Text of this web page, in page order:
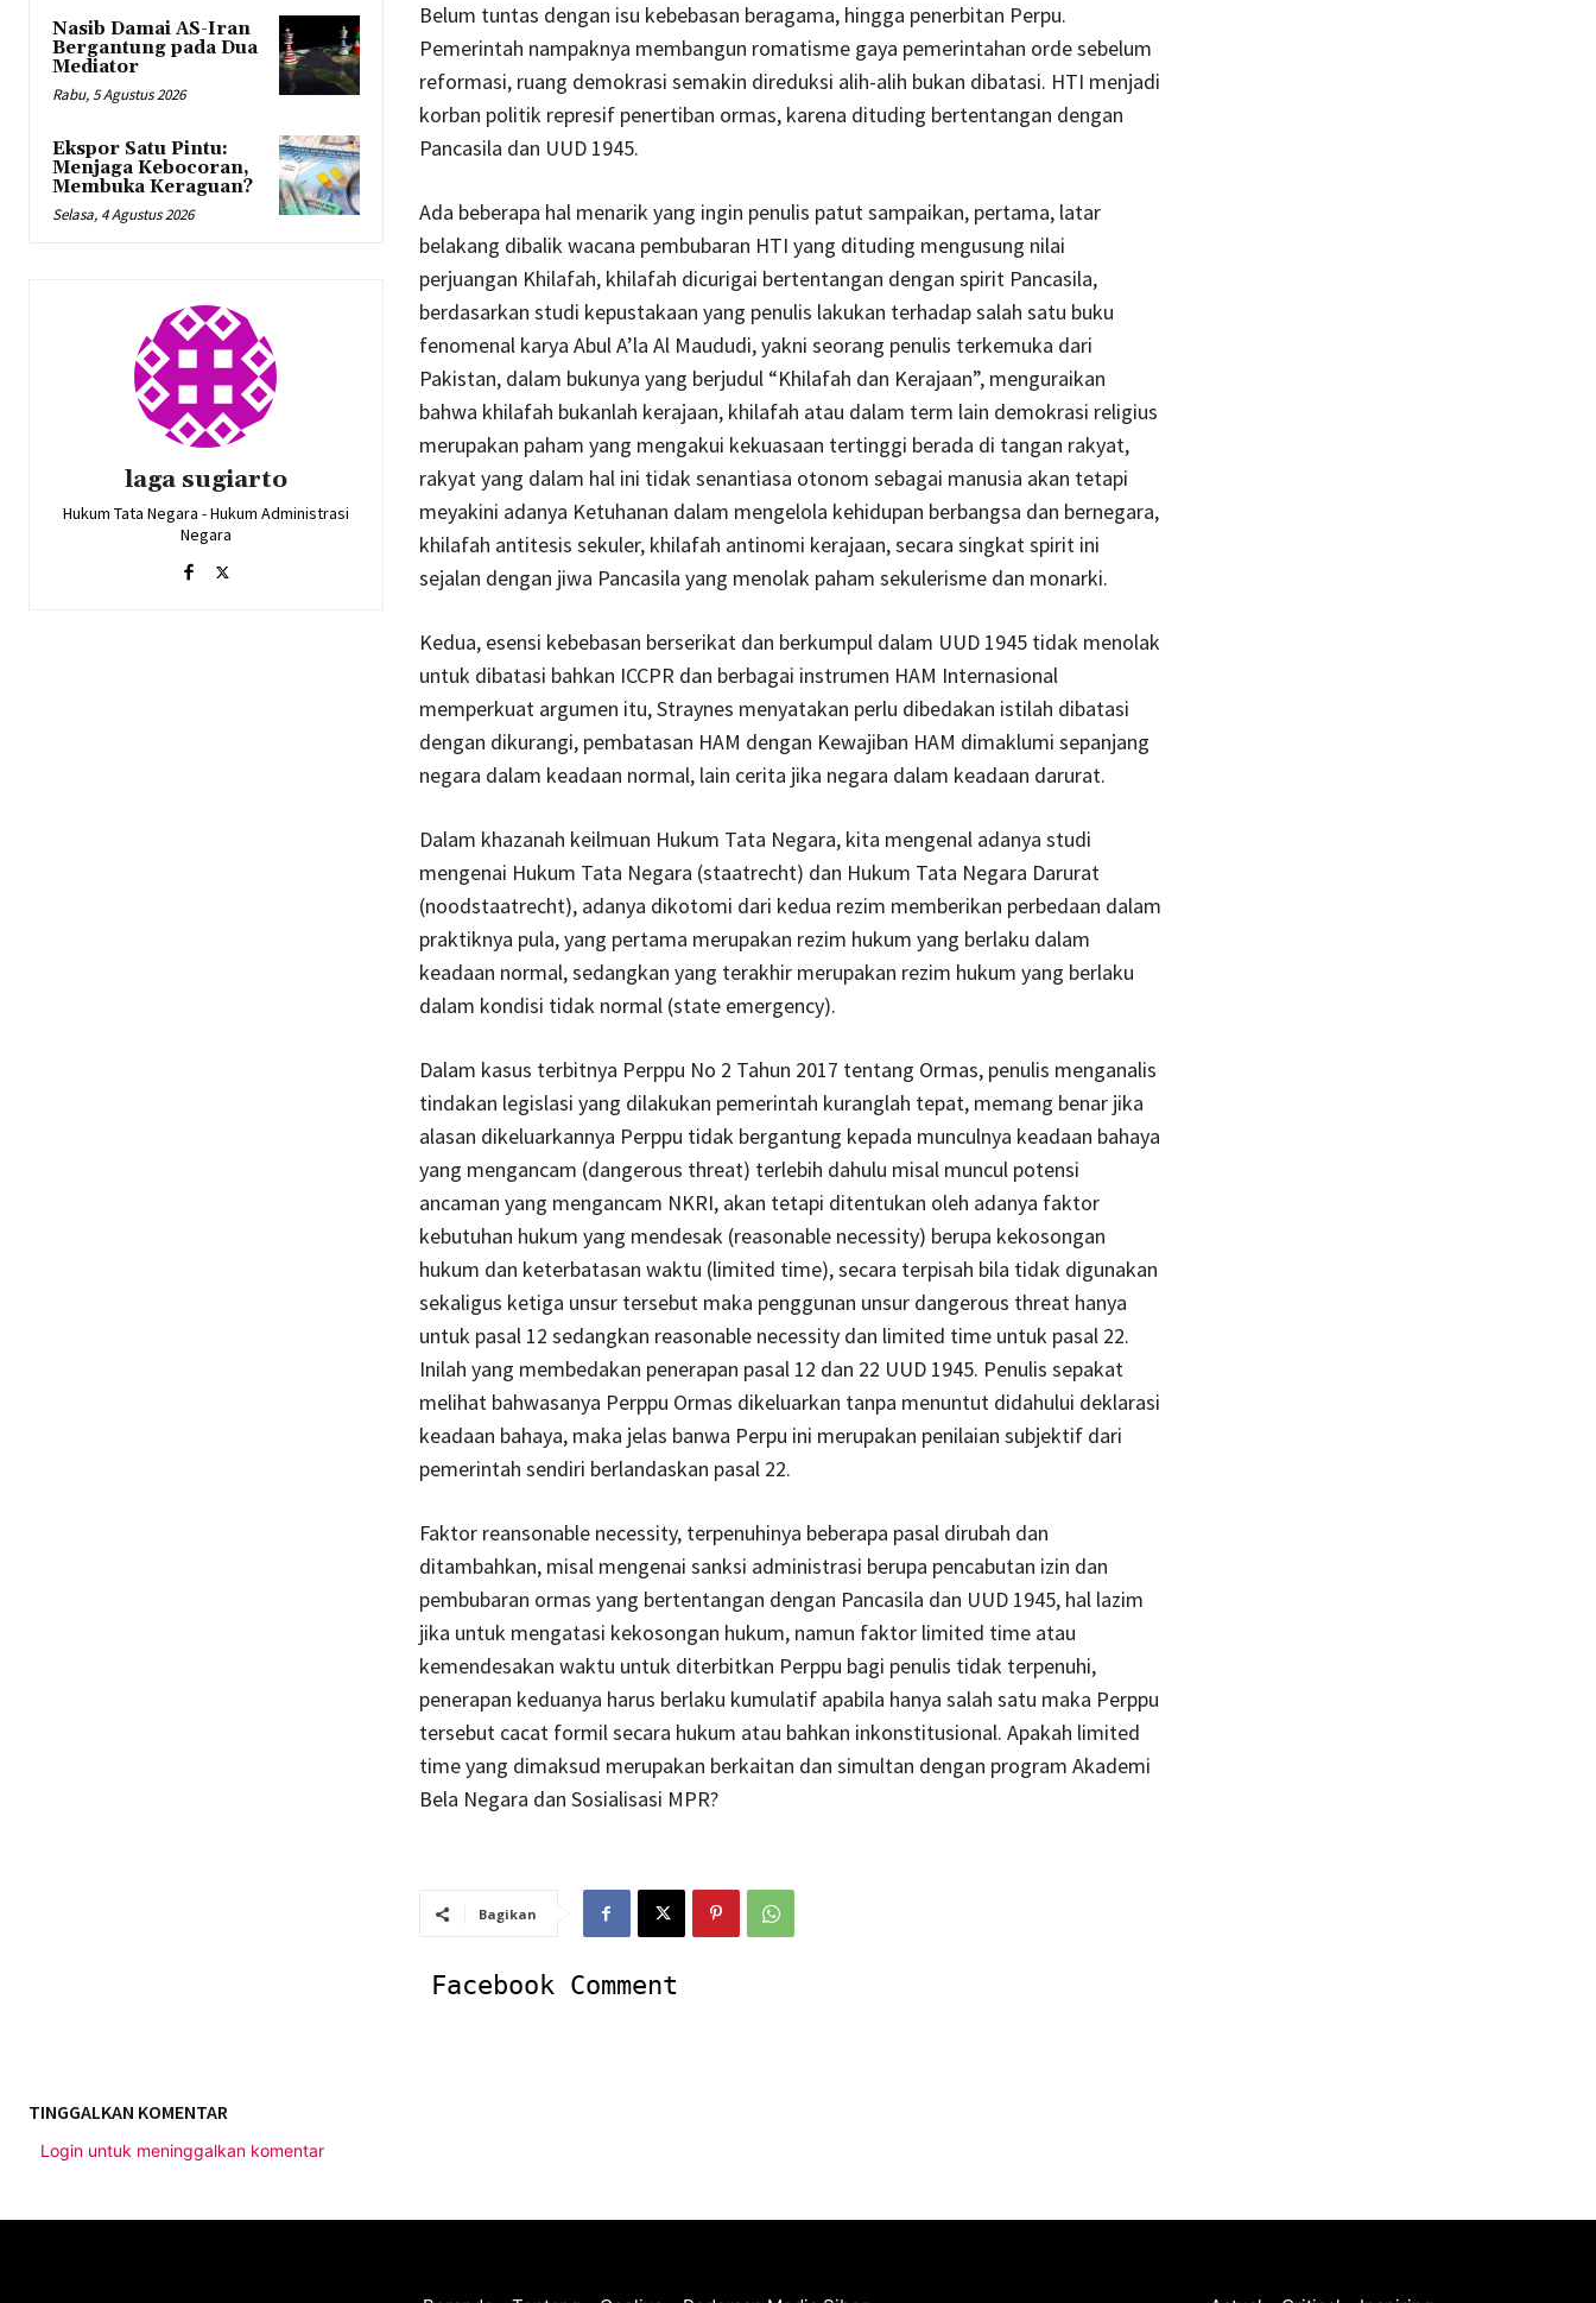
Nasib Damai AS-Iran
Bergantung pada Dua
Mediator
Rabu, 5 Agustus 2026
Ekspor Satu Pintu:
Menjaga Kebocoran,
Membuka Keraguan?
Selasa, 4 Agustus 2026
laga sugiarto
Hukum Tata Negara - Hukum Administrasi
Negara
Belum tuntas dengan isu kebebasan beragama, hingga penerbitan Perpu.
Pemerintah nampaknya membangun romatisme gaya pemerintahan orde sebelum
reformasi, ruang demokrasi semakin direduksi alih-alih bukan dibatasi. HTI menjadi
korban politik represif penertiban ormas, karena dituding bertentangan dengan
Pancasila dan UUD 1945.
Ada beberapa hal menarik yang ingin penulis patut sampaikan, pertama, latar
belakang dibalik wacana pembubaran HTI yang dituding mengusung nilai
perjuangan Khilafah, khilafah dicurigai bertentangan dengan spirit Pancasila,
berdasarkan studi kepustakaan yang penulis lakukan terhadap salah satu buku
fenomenal karya Abul A’la Al Maududi, yakni seorang penulis terkemuka dari
Pakistan, dalam bukunya yang berjudul “Khilafah dan Kerajaan”, menguraikan
bahwa khilafah bukanlah kerajaan, khilafah atau dalam term lain demokrasi religius
merupakan paham yang mengakui kekuasaan tertinggi berada di tangan rakyat,
rakyat yang dalam hal ini tidak senantiasa otonom sebagai manusia akan tetapi
meyakini adanya Ketuhanan dalam mengelola kehidupan berbangsa dan bernegara,
khilafah antitesis sekuler, khilafah antinomi kerajaan, secara singkat spirit ini
sejalan dengan jiwa Pancasila yang menolak paham sekulerisme dan monarki.
Kedua, esensi kebebasan berserikat dan berkumpul dalam UUD 1945 tidak menolak
untuk dibatasi bahkan ICCPR dan berbagai instrumen HAM Internasional
memperkuat argumen itu, Straynes menyatakan perlu dibedakan istilah dibatasi
dengan dikurangi, pembatasan HAM dengan Kewajiban HAM dimaklumi sepanjang
negara dalam keadaan normal, lain cerita jika negara dalam keadaan darurat.
Dalam khazanah keilmuan Hukum Tata Negara, kita mengenal adanya studi
mengenai Hukum Tata Negara (staatrecht) dan Hukum Tata Negara Darurat
(noodstaatrecht), adanya dikotomi dari kedua rezim memberikan perbedaan dalam
praktiknya pula, yang pertama merupakan rezim hukum yang berlaku dalam
keadaan normal, sedangkan yang terakhir merupakan rezim hukum yang berlaku
dalam kondisi tidak normal (state emergency).
Dalam kasus terbitnya Perppu No 2 Tahun 2017 tentang Ormas, penulis menganalis
tindakan legislasi yang dilakukan pemerintah kuranglah tepat, memang benar jika
alasan dikeluarkannya Perppu tidak bergantung kepada munculnya keadaan bahaya
yang mengancam (dangerous threat) terlebih dahulu misal muncul potensi
ancaman yang mengancam NKRI, akan tetapi ditentukan oleh adanya faktor
kebutuhan hukum yang mendesak (reasonable necessity) berupa kekosongan
hukum dan keterbatasan waktu (limited time), secara terpisah bila tidak digunakan
sekaligus ketiga unsur tersebut maka penggunan unsur dangerous threat hanya
untuk pasal 12 sedangkan reasonable necessity dan limited time untuk pasal 22.
Inilah yang membedakan penerapan pasal 12 dan 22 UUD 1945. Penulis sepakat
melihat bahwasanya Perppu Ormas dikeluarkan tanpa menuntut didahului deklarasi
keadaan bahaya, maka jelas banwa Perpu ini merupakan penilaian subjektif dari
pemerintah sendiri berlandaskan pasal 22.
Faktor reansonable necessity, terpenuhinya beberapa pasal dirubah dan
ditambahkan, misal mengenai sanksi administrasi berupa pencabutan izin dan
pembubaran ormas yang bertentangan dengan Pancasila dan UUD 1945, hal lazim
jika untuk mengatasi kekosongan hukum, namun faktor limited time atau
kemendesakan waktu untuk diterbitkan Perppu bagi penulis tidak terpenuhi,
penerapan keduanya harus berlaku kumulatif apabila hanya salah satu maka Perppu
tersebut cacat formil secara hukum atau bahkan inkonstitusional. Apakah limited
time yang dimaksud merupakan berkaitan dan simultan dengan program Akademi
Bela Negara dan Sosialisasi MPR?
Bagikan
Facebook Comment
TINGGALKAN KOMENTAR
Login untuk meninggalkan komentar